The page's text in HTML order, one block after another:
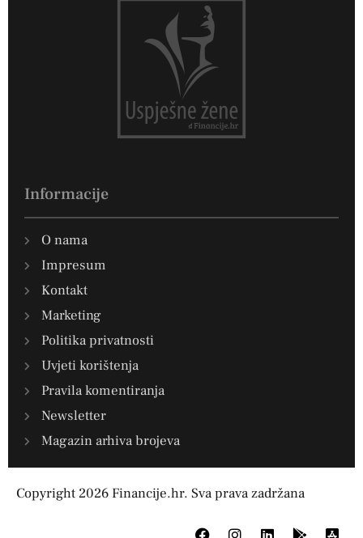
Informacije
O nama
Impresum
Kontakt
Marketing
Politika privatnosti
Uvjeti korištenja
Pravila komentiranja
Newsletter
Magazin arhiva brojeva
Copyright 2026 Financije.hr. Sva prava zadržana